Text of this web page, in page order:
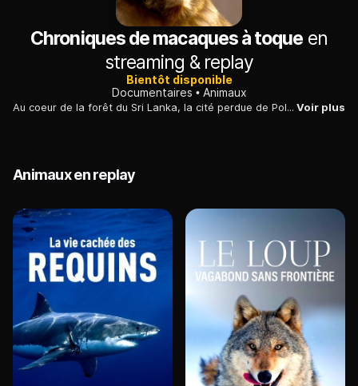
Chroniques de macaques à toque en
streaming & replay
Bientôt disponible
Documentaires
Animaux
Au coeur de la forêt du Sri Lanka, la cité perdue de Polonnaruwa est le refuge des macaques à toque, des singes étudiés depuis cinq décennies par Wolfgang Dittas. Voir plus
Animaux en replay